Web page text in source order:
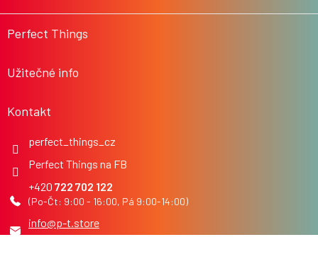
t
Perfect Things
Užitečné info
Kontakt
info@p-t.store
722 702 122
Perfect Things na FB
perfect_things_cz